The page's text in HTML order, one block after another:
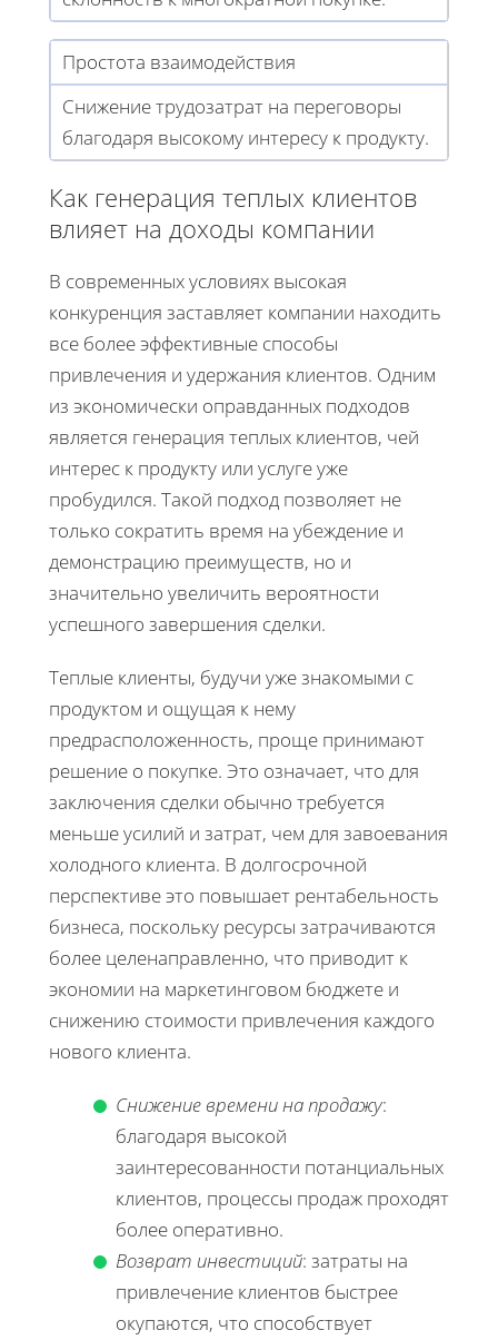
Простота взаимодействия
Снижение трудозатрат на переговоры
благодаря высокому интересу к продукту.
Как генерация теплых клиентов
влияет на доходы компании
В современных условиях высокая
конкуренция заставляет компании находить
все более эффективные способы
привлечения и удержания клиентов. Одним
из экономически оправданных подходов
является генерация теплых клиентов, чей
интерес к продукту или услуге уже
пробудился. Такой подход позволяет не
только сократить время на убеждение и
демонстрацию преимуществ, но и
значительно увеличить вероятности
успешного завершения сделки.
Теплые клиенты, будучи уже знакомыми с
продуктом и ощущая к нему
предрасположенность, проще принимают
решение о покупке. Это означает, что для
заключения сделки обычно требуется
меньше усилий и затрат, чем для завоевания
холодного клиента. В долгосрочной
перспективе это повышает рентабельность
бизнеса, поскольку ресурсы затрачиваются
более целенаправленно, что приводит к
экономии на маркетинговом бюджете и
снижению стоимости привлечения каждого
нового клиента.
Снижение времени на продажу:
благодаря высокой
заинтересованности потанциальных
клиентов, процессы продаж проходят
более оперативно.
Возврат инвестиций: затраты на
привлечение клиентов быстрее
окупаются, что способствует